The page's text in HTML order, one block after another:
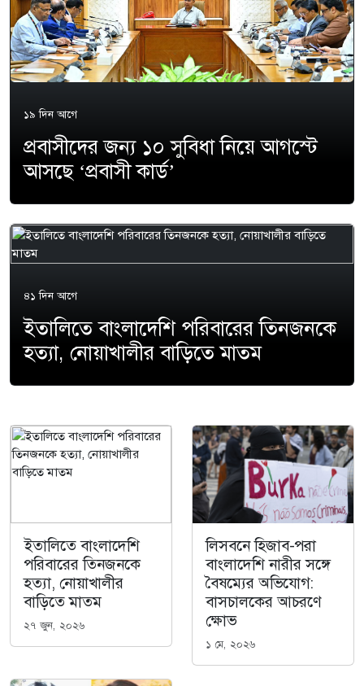
১৯ দিন আগে
প্রবাসীদের জন্য ১০ সুবিধা নিয়ে আগস্টে
আসছে ‘প্রবাসী কার্ড’
৪১ দিন আগে
ইতালিতে বাংলাদেশি পরিবারের তিনজনকে
হত্যা, নোয়াখালীর বাড়িতে মাতম
ইতালিতে বাংলাদেশি
পরিবারের তিনজনকে
হত্যা, নোয়াখালীর
বাড়িতে মাতম
২৭ জুন, ২০২৬
লিসবনে হিজাব-পরা
বাংলাদেশি নারীর সঙ্গে
বৈষম্যের অভিযোগ:
বাসচালকের আচরণে
ক্ষোভ
১ মে, ২০২৬